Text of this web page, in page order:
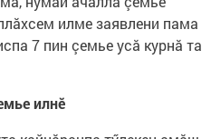
илме заявлени пама
7 пин çемье усă курнă та
илнӗ